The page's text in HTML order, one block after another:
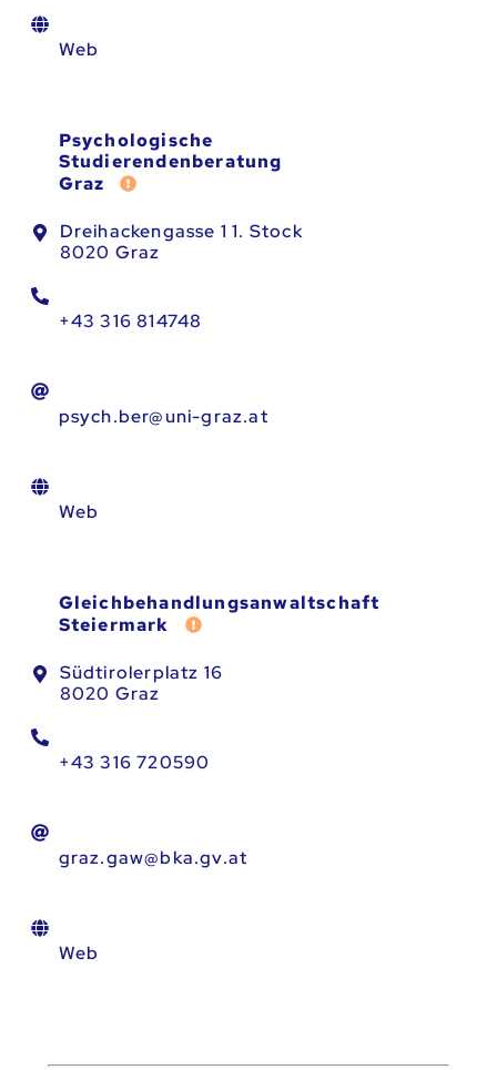
Web
Psychologische
Studierendenberatung
Graz
Fehler melden
Dreihackengasse 1 1. Stock
8020 Graz
+43 316 814748
psych.ber@uni-graz.at
Web
Gleichbehandlungsanwaltschaft
Steiermark
Fehler melden
Südtirolerplatz 16
8020 Graz
+43 316 720590
graz.gaw@bka.gv.at
Web